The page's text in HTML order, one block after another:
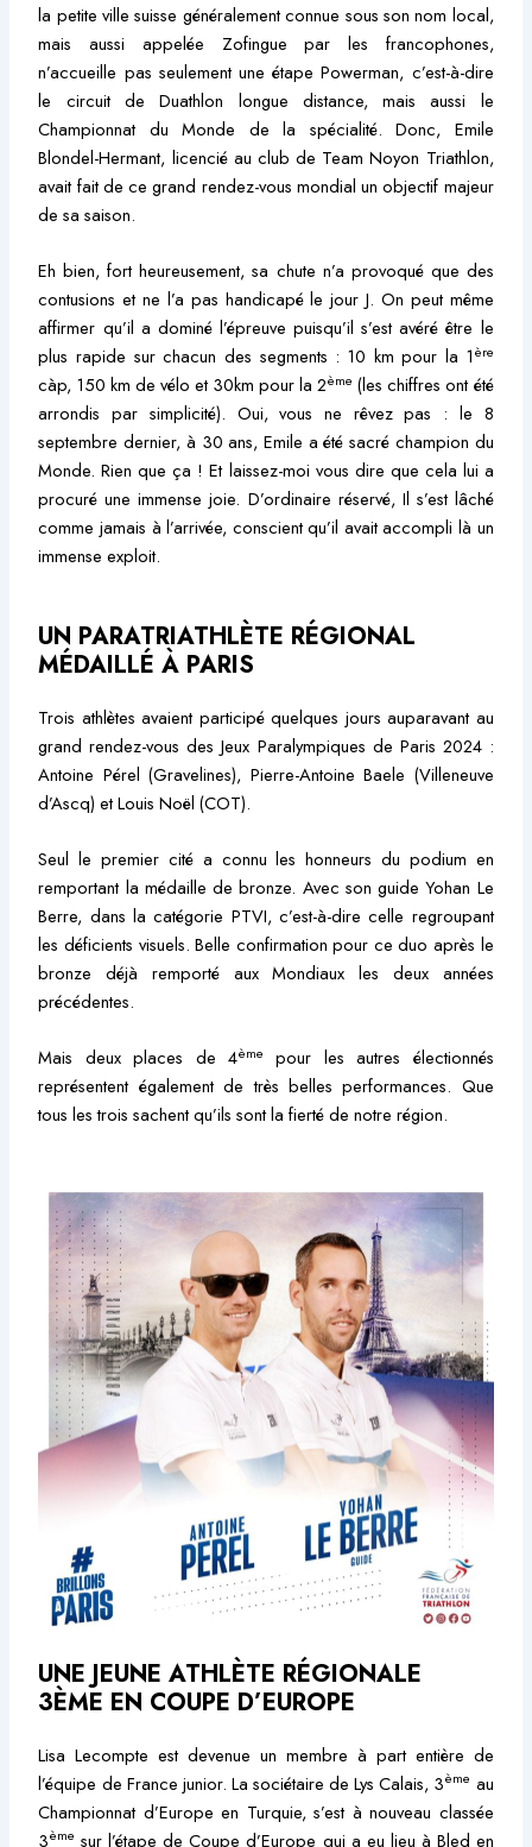
la petite ville suisse généralement connue sous son nom local,
mais aussi appelée Zofingue par les francophones,
n’accueille pas seulement une étape Powerman, c’est-à-dire
le circuit de Duathlon longue distance, mais aussi le
Championnat du Monde de la spécialité. Donc, Emile
Blondel-Hermant, licencié au club de Team Noyon Triathlon,
avait fait de ce grand rendez-vous mondial un objectif majeur
de sa saison.
Eh bien, fort heureusement, sa chute n’a provoqué que des
contusions et ne l’a pas handicapé le jour J. On peut même
affirmer qu’il a dominé l’épreuve puisqu’il s’est avéré être le
plus rapide sur chacun des segments : 10 km pour la 1ère
càp, 150 km de vélo et 30km pour la 2ème (les chiffres ont été
arrondis par simplicité). Oui, vous ne rêvez pas : le 8
septembre dernier, à 30 ans, Emile a été sacré champion du
Monde. Rien que ça ! Et laissez-moi vous dire que cela lui a
procuré une immense joie. D’ordinaire réservé, Il s’est lâché
comme jamais à l’arrivée, conscient qu’il avait accompli là un
immense exploit.
UN PARATRIATHLÈTE RÉGIONAL
MÉDAILLÉ À PARIS
Trois athlètes avaient participé quelques jours auparavant au
grand rendez-vous des Jeux Paralympiques de Paris 2024 :
Antoine Pérel (Gravelines), Pierre-Antoine Baele (Villeneuve
d’Ascq) et Louis Noël (COT).
Seul le premier cité a connu les honneurs du podium en
remportant la médaille de bronze. Avec son guide Yohan Le
Berre, dans la catégorie PTVI, c’est-à-dire celle regroupant
les déficients visuels. Belle confirmation pour ce duo après le
bronze déjà remporté aux Mondiaux les deux années
précédentes.
Mais deux places de 4ème
pour les autres électionnés
représentent également de très belles performances. Que
tous les trois sachent qu’ils sont la fierté de notre région.
UNE JEUNE ATHLÈTE RÉGIONALE
3ÈME EN COUPE D’EUROPE
Lisa Lecompte est devenue un membre à part entière de
l’équipe de France junior. La sociétaire de Lys Calais, 3ème au
Championnat d’Europe en Turquie, s’est à nouveau classée
3ème sur l’étape de Coupe d’Europe qui a eu lieu à Bled en